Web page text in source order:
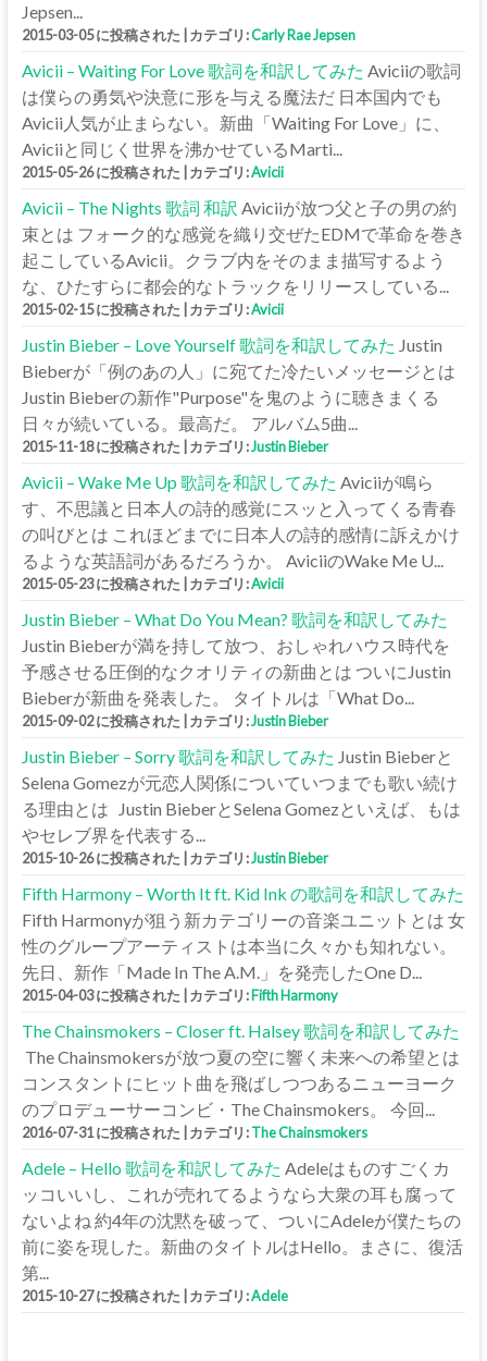
Jepsen...
2015-03-05 に投稿された カテゴリ:Carly Rae Jepsen
Avicii – Waiting For Love 歌詞を和訳してみた Aviciiの歌詞
は僕らの勇気や決意に形を与える魔法だ 日本国内でも
Avicii人気が止まらない。新曲「Waiting For Love」に、
Aviciiと同じく世界を沸かせているMarti...
2015-05-26 に投稿された カテゴリ:Avicii
Avicii – The Nights 歌詞 和訳 Aviciiが放つ父と子の男の約
束とは フォーク的な感覚を織り交ぜたEDMで革命を巻き
起こしているAvicii。クラブ内をそのまま描写するよう
な、ひたすらに都会的なトラックをリリースしている...
2015-02-15 に投稿された カテゴリ:Avicii
Justin Bieber – Love Yourself 歌詞を和訳してみた Justin
Bieberが「例のあの人」に宛てた冷たいメッセージとは
Justin Bieberの新作"Purpose"を鬼のように聴きまくる
日々が続いている。最高だ。 アルバム5曲...
2015-11-18 に投稿された カテゴリ:Justin Bieber
Avicii – Wake Me Up 歌詞を和訳してみた Aviciiが鳴ら
す、不思議と日本人の詩的感覚にスッと入ってくる青春
の叫びとは これほどまでに日本人の詩的感情に訴えかけ
るような英語詞があるだろうか。 AviciiのWake Me U...
2015-05-23 に投稿された カテゴリ:Avicii
Justin Bieber – What Do You Mean? 歌詞を和訳してみた
Justin Bieberが満を持して放つ、おしゃれハウス時代を
予感させる圧倒的なクオリティの新曲とは ついにJustin
Bieberが新曲を発表した。 タイトルは「What Do...
2015-09-02 に投稿された カテゴリ:Justin Bieber
Justin Bieber – Sorry 歌詞を和訳してみた Justin Bieberと
Selena Gomezが元恋人関係についていつまでも歌い続け
る理由とは Justin BieberとSelena Gomezといえば、もは
やセレブ界を代表する...
2015-10-26 に投稿された カテゴリ:Justin Bieber
Fifth Harmony – Worth It ft. Kid Ink の歌詞を和訳してみた
Fifth Harmonyが狙う新カテゴリーの音楽ユニットとは 女
性のグループアーティストは本当に久々かも知れない。
先日、新作「Made In The A.M.」を発売したOne D...
2015-04-03 に投稿された カテゴリ:Fifth Harmony
The Chainsmokers – Closer ft. Halsey 歌詞を和訳してみた
The Chainsmokersが放つ夏の空に響く未来への希望とは
コンスタントにヒット曲を飛ばしつつあるニューヨーク
のプロデューサーコンビ・The Chainsmokers。 今回...
2016-07-31 に投稿された カテゴリ:The Chainsmokers
Adele – Hello 歌詞を和訳してみた Adeleはものすごくカ
ッコいいし、これが売れてるようなら大衆の耳も腐って
ないよね 約4年の沈黙を破って、ついにAdeleが僕たちの
前に姿を現した。新曲のタイトルはHello。まさに、復活
第...
2015-10-27 に投稿された カテゴリ:Adele